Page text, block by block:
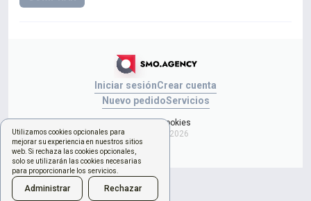
Utilizamos cookies opcionales para
mejorar su experiencia en nuestros sitios
web. Si rechaza las cookies opcionales,
solo se utilizarán las cookies necesarias
para proporcionarle los servicios.
Administrar Rechazar
Iniciar sesiónCrear cuenta
Nuevo pedidoServicios
Gestionar cookies
Copyright © 2026